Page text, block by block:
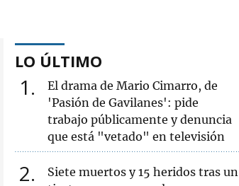
LO ÚLTIMO
1
El drama de Mario Cimarro, de
'Pasión de Gavilanes': pide
trabajo públicamente y denuncia
que está "vetado" en televisión
2
Siete muertos y 15 heridos tras un